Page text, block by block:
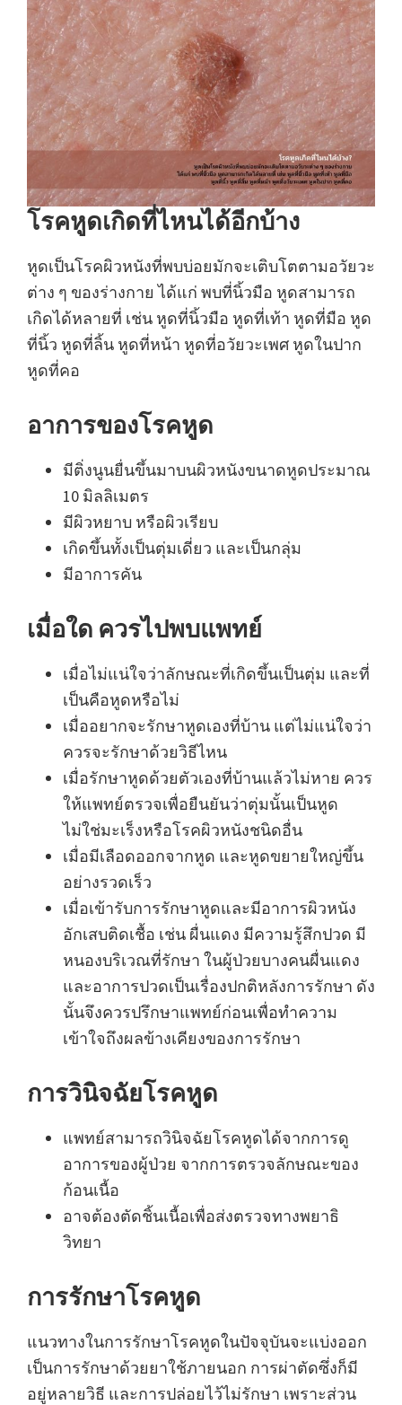
โรคหูดเกิดที่ไหนได้อีกบ้าง
หูดเป็นโรคผิวหนังที่พบบ่อยมักจะเติบโตตามอวัยวะ
ต่าง ๆ ของร่างกาย ได้แก่ พบที่นิ้วมือ หูดสามารถ
เกิดได้หลายที่ เช่น หูดที่นิ้วมือ หูดที่เท้า หูดที่มือ หูด
ที่นิ้ว หูดที่ลิ้น หูดที่หน้า หูดที่อวัยวะเพศ หูดในปาก
หูดที่คอ
อาการของโรคหูด
มีติ่งนูนยื่นขึ้นมาบนผิวหนังขนาดหูดประมาณ
10 มิลลิเมตร
มีผิวหยาบ หรือผิวเรียบ
เกิดขึ้นทั้งเป็นตุ่มเดี่ยว และเป็นกลุ่ม
มีอาการคัน
เมื่อใด ควรไปพบแพทย์
เมื่อไม่แน่ใจว่าลักษณะที่เกิดขึ้นเป็นตุ่ม และที่
เป็นคือหูดหรือไม่
เมื่ออยากจะรักษาหูดเองที่บ้าน แต่ไม่แน่ใจว่า
ควรจะรักษาด้วยวิธีไหน
เมื่อรักษาหูดด้วยตัวเองที่บ้านแล้วไม่หาย ควร
ให้แพทย์ตรวจเพื่อยืนยันว่าตุ่มนั้นเป็นหูด
ไม่ใช่มะเร็งหรือโรคผิวหนังชนิดอื่น
เมื่อมีเลือดออกจากหูด และหูดขยายใหญ่ขึ้น
อย่างรวดเร็ว
เมื่อเข้ารับการรักษาหูดและมีอาการผิวหนัง
อักเสบติดเชื้อ เช่น ผื่นแดง มีความรู้สึกปวด มี
หนองบริเวณที่รักษา ในผู้ป่วยบางคนผื่นแดง
และอาการปวดเป็นเรื่องปกติหลังการรักษา ดัง
นั้นจึงควรปรึกษาแพทย์ก่อนเพื่อทำความ
เข้าใจถึงผลข้างเคียงของการรักษา
การวินิจฉัยโรคหูด
แพทย์สามารถวินิจฉัยโรคหูดได้จากการดู
อาการของผู้ป่วย จากการตรวจลักษณะของ
ก้อนเนื้อ
อาจต้องตัดชิ้นเนื้อเพื่อส่งตรวจทางพยาธิ
วิทยา
การรักษาโรคหูด
แนวทางในการรักษาโรคหูดในปัจจุบันจะแบ่งออก
เป็นการรักษาด้วยยาใช้ภายนอก การผ่าตัดซึ่งก็มี
อยู่หลายวิธี และการปล่อยไว้ไม่รักษา เพราะส่วน